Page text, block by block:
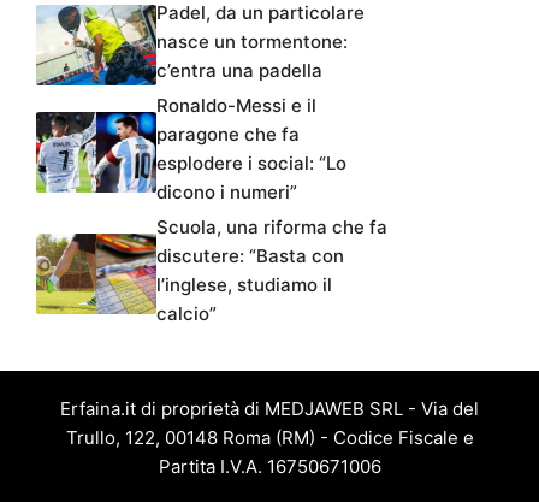
Padel, da un particolare
nasce un tormentone:
c’entra una padella
Ronaldo-Messi e il
paragone che fa
esplodere i social: “Lo
dicono i numeri”
Scuola, una riforma che fa
discutere: “Basta con
l’inglese, studiamo il
calcio”
Erfaina.it di proprietà di MEDJAWEB SRL - Via del
Trullo, 122, 00148 Roma (RM) - Codice Fiscale e
Partita I.V.A. 16750671006